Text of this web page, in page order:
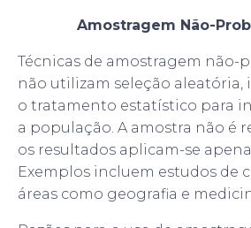
Amostragem Não-
Técnicas de amostragem não-
não utilizam seleção
o tratamento estatístico para
a população. A amostra não é
os resultados aplicam-se
Exemplos incluem estudos de
áreas como geografia e